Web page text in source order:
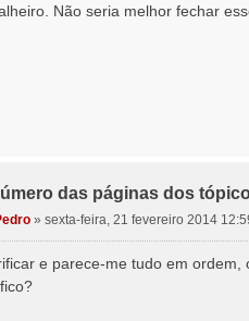
Não seria melhor fechar
das páginas dos
»sexta-feira, 21 fevereiro 2014
e parece-me tudo em